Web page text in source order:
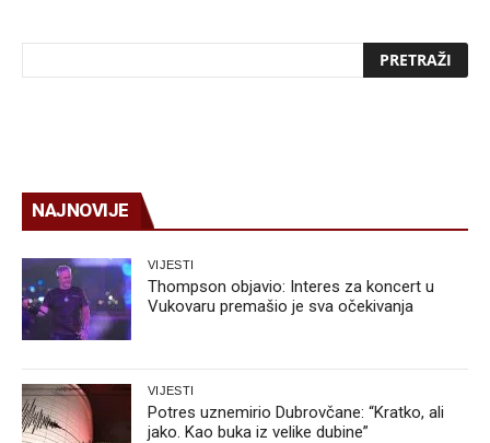
NAJNOVIJE
VIJESTI
Thompson objavio: Interes za koncert u
Vukovaru premašio je sva očekivanja
VIJESTI
Potres uznemirio Dubrovčane: “Kratko, ali
jako. Kao buka iz velike dubine”